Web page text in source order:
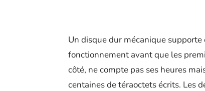
Un disque dur mécanique
fonctionnement avant que les
côté, ne compte pas ses heures
centaines de téraoctets écrits. Les